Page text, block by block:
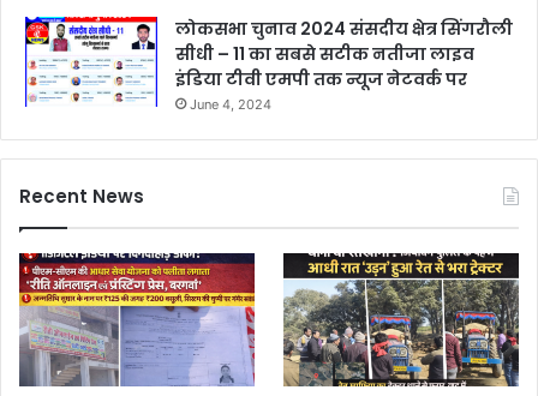
लोकसभा चुनाव 2024 संसदीय क्षेत्र सिंगरौली
सीधी – 11 का सबसे सटीक नतीजा लाइव
इंडिया टीवी एमपी तक न्यूज नेटवर्क पर
June 4, 2024
Recent News